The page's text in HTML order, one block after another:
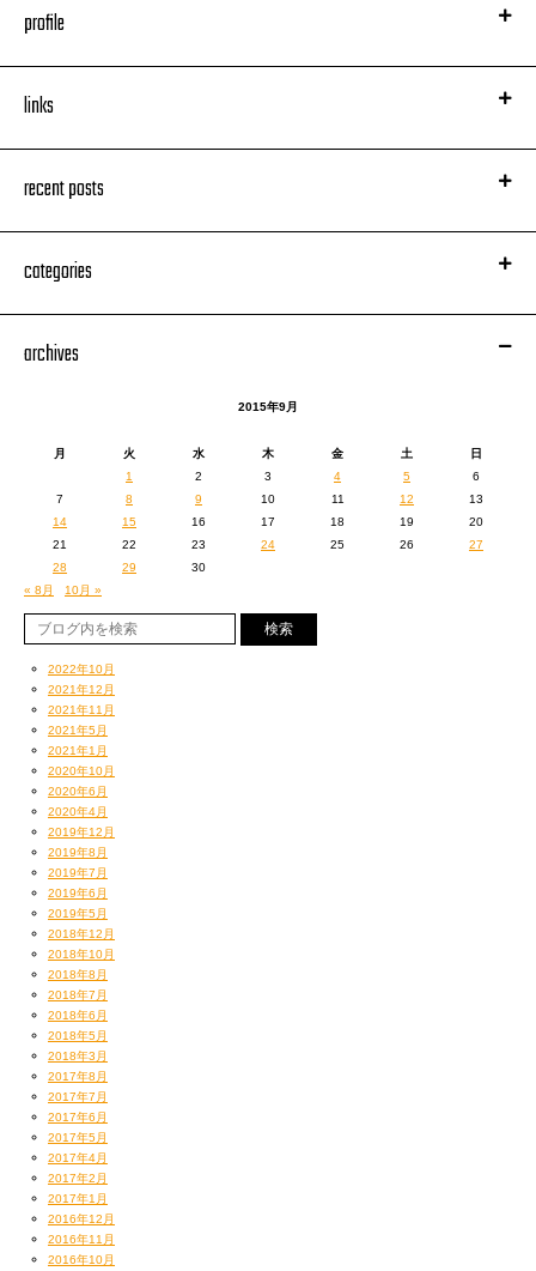
らしく、
その辺りにもUSU君らしいこだわりを感じられた。
キレキレのラップで、次々と曲を歌っていくんだけど、
何だか清々しくもある。それでいて、パワフル。
俺が参加させてもらったのは、
この曲は、
人には色んな歴史や積み重ねてきたものがあって、
8年前の曲だけど、
USU君ワンマンの最前線にいたヘッズの男の子は、
明らかに10歳未満だったり、
改めて、この曲は年月が経てば経つほど深みを増していく曲なのかもなあ、
2時間弱、
パワフルでアットホームな、素晴らしいワンマンでした。
最高な空間で、めちゃくちゃいいものを見せてもらいました。
誘ってくれたUSU君に感謝です。
profile
links
recent posts
categories
archives
2015年9月
月 火 水 木 金 土
日
1
2 3 4 5
6
7
8 9 10 11 12
13
14
15 16 17 18 19
20
21
22 23 24 25 26
27
28
29
30
« 8月
10月 »
2022年10月
2021年12月
2021年11月
2021年5月
2021年1月
2020年10月
2020年6月
2020年4月
2019年12月
2019年8月
2019年7月
2019年6月
2019年5月
2018年12月
2018年10月
2018年8月
2018年7月
2018年6月
2018年5月
2018年3月
2017年8月
2017年7月
2017年6月
2017年5月
2017年4月
2017年2月
2017年1月
2016年12月
2016年11月
2016年10月